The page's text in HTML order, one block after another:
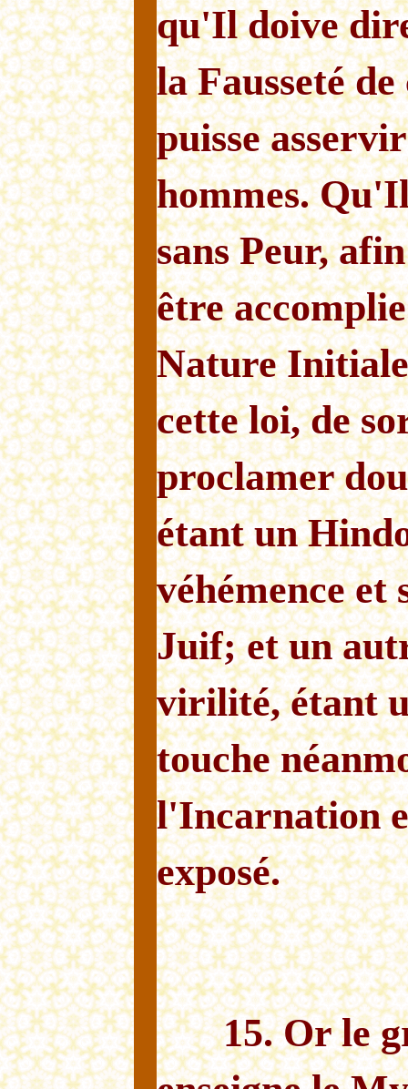
qu'Il doive
la Fausseté
puisse
hommes.
sans Peur,
être
Nature
cette loi, de
proclamer
étant un
véhémence
Juif; et un
virilité, étant
touche
l'Incarnation
exposé.
15. Or le